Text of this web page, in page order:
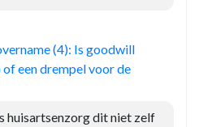
(4): Is goodwill
een drempel voor de
huisartsenzorg dit niet zelf